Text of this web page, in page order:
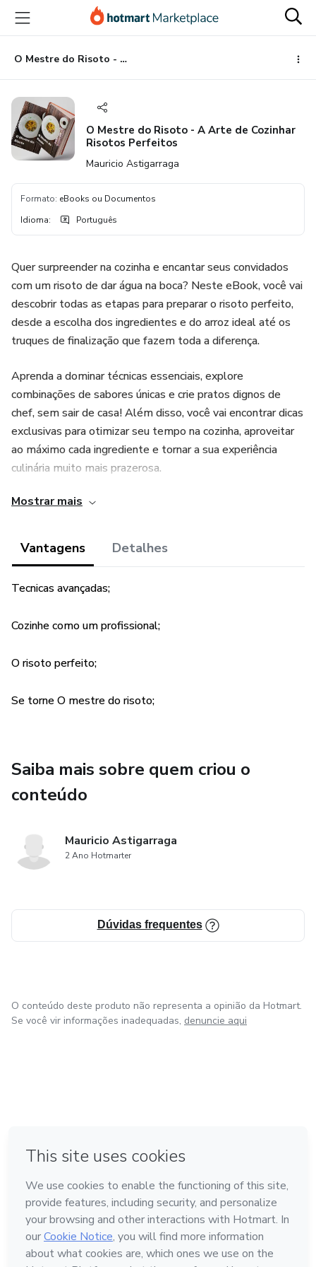
para
conteúdo
principal
para
pagamento
para
rodapé
O Mestre do Risoto - A Arte de Cozinhar Risotos Perfeitos
O Mestre do Risoto - A Arte de Cozinhar
Risotos Perfeitos
Mauricio Astigarraga
Formato: eBooks ou Documentos
Idioma: Português
Quer surpreender na cozinha e encantar seus convidados
com um risoto de dar água na boca? Neste eBook, você vai
descobrir todas as etapas para preparar o risoto perfeito,
desde a escolha dos ingredientes e do arroz ideal até os
truques de finalização que fazem toda a diferença.
Aprenda a dominar técnicas essenciais, explore
combinações de sabores únicas e crie pratos dignos de
chef, sem sair de casa! Além disso, você vai encontrar dicas
exclusivas para otimizar seu tempo na cozinha, aproveitar
ao máximo cada ingrediente e tornar a sua experiência
culinária muito mais prazerosa.
Transforme-se no verdadeiro Mestre do Risoto e prepare-
Mostrar mais
Vantagens Detalhes
Tecnicas avançadas;
Cozinhe como um profissional;
O risoto perfeito;
Se torne O mestre do risoto;
Saiba mais sobre quem criou o
conteúdo
Mauricio Astigarraga
2 Ano Hotmarter
Dúvidas frequentes
O conteúdo deste produto não representa a opinião da Hotmart.
Se você vir informações inadequadas, denuncie aqui
Feito com ❤ na Cidade do México
Conheça a Hotmart